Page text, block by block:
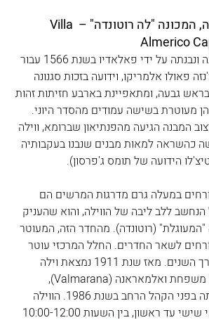
וילה אלמריקו קפרה, המכונה "לה רוטונדה" – Villa
Almerico
וילת לה רוטונדה עוצבה ונבנתה על ידי פאלאדיו בשנת 1566 עבור
פאולו אלמריקו, וידועה בזכות סגנונה
גבעה, ומתאפיינת בארבע חזיתות זהות
מעוטרת בשישה עמודים מהסדר היוני.
המבנה הגיעה מהפנתיאון שברומא, ווילה
כהשראה למאות מבנים שנבנו בעקבותיה
הידועה של תומס ג'פרסון).
במעלה גרם מדרגות המרשים הם
ללב ליבה של הווילה, והוא שהעניק
(רוטונדה). מהחדר הזה, המעוטר
לשאר החדרים. החלל המרכזי עוטר
בפרסקאות רבים לאורך השנים. מאז שנת 1911 נמצאת וילה
רוטונדה בבעלותה של משפחת ואלמאראנה (Valmarana),
שהחליטה לפתוח אותה בפני הקהל הרחב בשנת 1986. הווילה